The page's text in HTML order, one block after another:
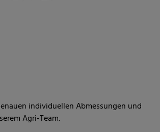
individuellen Abmessungen und
Agri-Team.